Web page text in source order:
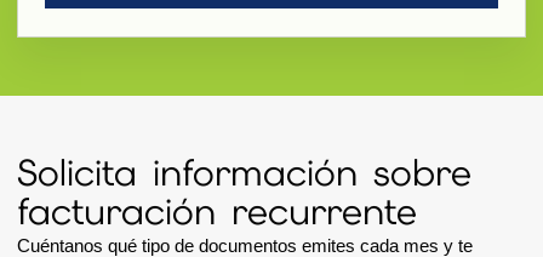
Solicita información sobre
facturación recurrente
Cuéntanos qué tipo de documentos emites cada mes y te